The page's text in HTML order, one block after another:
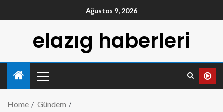
Ağustos 9, 2026
elazıg haberleri
Home
Gündem